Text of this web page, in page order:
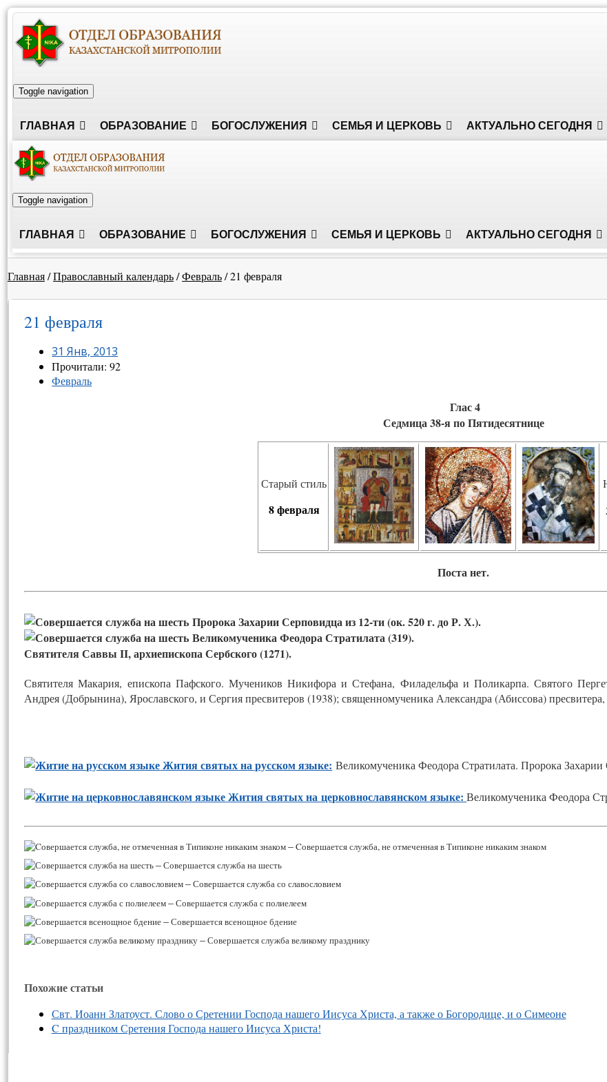
Toggle navigation
ГЛАВНАЯ ОБРАЗОВАНИЕ БОГОСЛУЖЕНИЯ СЕМЬЯ И ЦЕРКОВЬ АКТУАЛЬНО СЕГОДНЯ
Toggle navigation
ГЛАВНАЯ ОБРАЗОВАНИЕ БОГОСЛУЖЕНИЯ СЕМЬЯ И ЦЕРКОВЬ АКТУАЛЬНО СЕГОДНЯ
Главная/Православный календарь/Февраль/21 февраля
21 февраля
31 Янв, 2013
Прочитали: 92
Февраль
Глас 4
Седмица 38-я по Пятидесятнице
Старый стиль
8 февраля
Поста нет.
Пророка Захарии Серповидца из 12-ти (ок. 520 г. до Р. Х.).
Великомученика Феодора Стратилата (319).
Святителя Саввы II, архиепископа Сербского (1271).
Святителя Макария, епископа Пафского. Мучеников Никифора и Стефана, Филадельфа и Поликарпа. Святого
Андрея (Добрынина), Ярославского, и Сергия пресвитеров (1938); священномученика Александра (Абиссова) пресвитера,
Жития святых на русском языке: Ве­лико­муче­ника Фе­одо­ра Стра­тила­та. Про­рока
Жития святых на церковнославянском языке:Ве­лико­муче­ника Фе­одо­ра
–Cовершается служба, не отмеченная в Типиконе никаким знаком
–Совершается служба на шесть
–Совершается служба со славословием
–Совершается служба с полиелеем
–Совершается всенощное бдение
–Совершается служба великому празднику
Похожие статьи
Свт. Иоанн Златоуст. Слово о Сретении Господа нашего Иисуса Христа, а также о Богородице, и о Симеоне
C праздником Сретения Господа нашего Иисуса Христа!